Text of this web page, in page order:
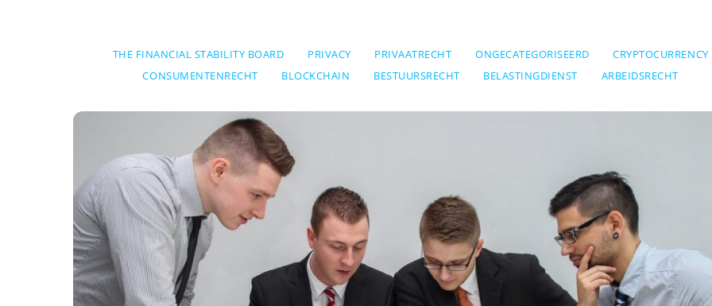
THE FINANCIAL STABILITY BOARD PRIVACY PRIVAATRECHT ONGECATEGORISEERD
CRYPTOCURRENCY
CONSUMENTENRECHT
BLOCKCHAIN BESTUURSRECHT BELASTINGDIENST ARBEIDSRECHT